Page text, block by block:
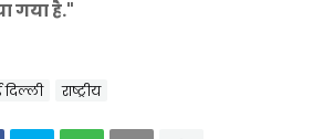
गया है."
दिल्ली राष्ट्रीय